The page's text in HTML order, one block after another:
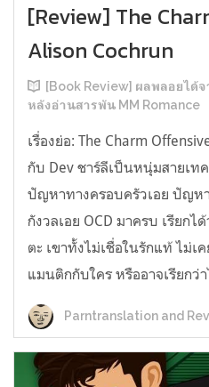
[Review] The
Alison Cochrun
[Book Review] ผลพลอยได้
หลังอ่านสารพัน MM Romance
เรื่องย่อ: The Charm
กับ Dev ชาร์ลีเป็นหนุ่มสายเท
ปัญหาทางครอบครัวเอย ปัญหา
กังวลเอย OCD มาครบ เรียก
ตะ เขาทั้งไม่เชื่อในรักแท้ ไม่เ
แมนติกกับใคร หรืออาจเรียกว่า
Parntranslation and